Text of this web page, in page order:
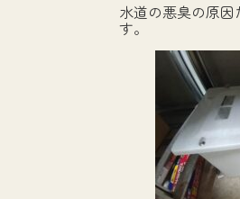
水道の悪臭の原
す。